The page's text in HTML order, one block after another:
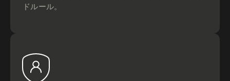
ドルール。